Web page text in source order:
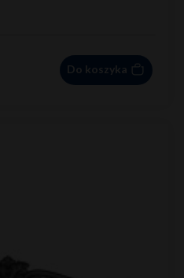
Do koszyka